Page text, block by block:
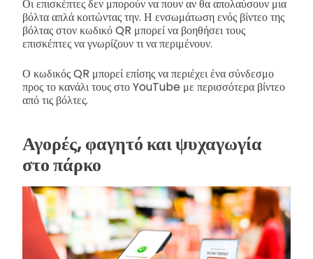
Οι επισκέπτες δεν μπορούν να πουν αν θα απολαύσουν μια
βόλτα απλά κοιτώντας την. Η ενσωμάτωση ενός βίντεο της
βόλτας στον κωδικό QR μπορεί να βοηθήσει τους
επισκέπτες να γνωρίζουν τι να περιμένουν.
Ο κωδικός QR μπορεί επίσης να περιέχει ένα σύνδεσμο
προς το κανάλι τους στο YouTube με περισσότερα βίντεο
από τις βόλτες.
Αγορές, φαγητό και ψυχαγωγία
στο πάρκο